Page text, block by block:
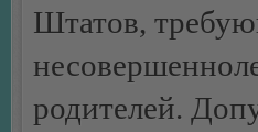
Штатов,
родителей.